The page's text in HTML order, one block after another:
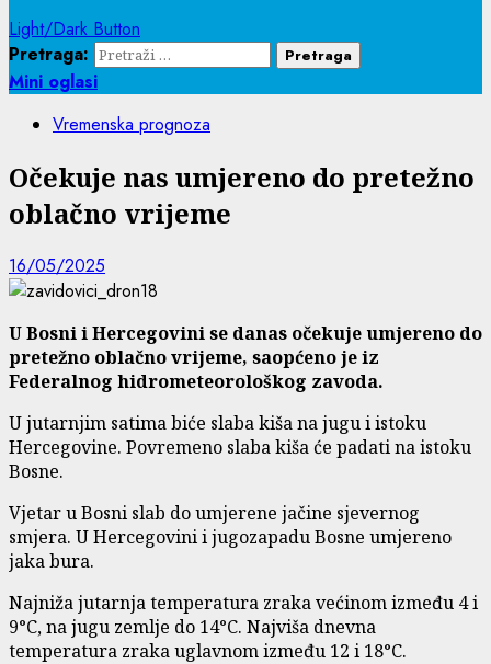
Light/Dark Button
Pretraga:
Mini oglasi
Vremenska prognoza
Očekuje nas umjereno do pretežno
oblačno vrijeme
16/05/2025
U Bosni i Hercegovini se danas očekuje umjereno do
pretežno oblačno vrijeme, saopćeno je iz
Federalnog hidrometeorološkog zavoda.
U jutarnjim satima biće slaba kiša na jugu i istoku
Hercegovine. Povremeno slaba kiša će padati na istoku
Bosne.
Vjetar u Bosni slab do umjerene jačine sjevernog
smjera. U Hercegovini i jugozapadu Bosne umjereno
jaka bura.
Najniža jutarnja temperatura zraka većinom između 4 i
9°C, na jugu zemlje do 14°C. Najviša dnevna
temperatura zraka uglavnom između 12 i 18°C.